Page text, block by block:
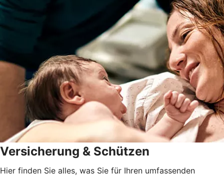
Versicherung & Schützen
Hier finden Sie alles, was Sie für Ihren umfassenden